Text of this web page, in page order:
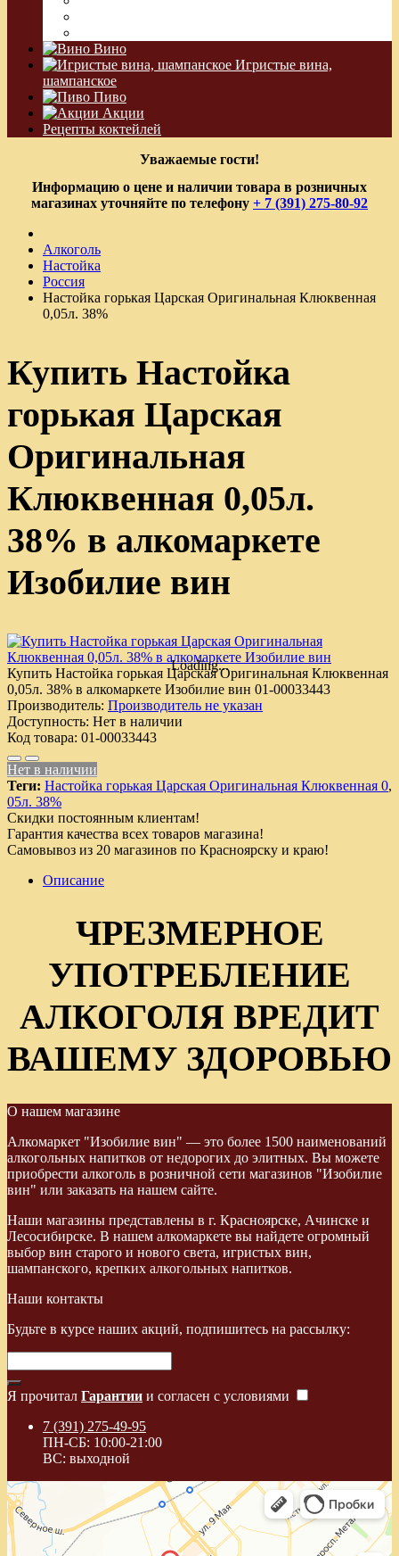
Вино
Игристые вина,
шампанское
Пиво
Акции
Рецепты коктейлей
Уважаемые гости!
Информацию о цене и наличии товара в розничных
магазинах уточняйте по телефону + 7 (391) 275-80-92
Алкоголь
Настойка
Россия
Настойка горькая Царская Оригинальная Клюквенная
0,05л. 38%
Купить Настойка
горькая Царская
Оригинальная
Клюквенная 0,05л.
38% в алкомаркете
Изобилие вин
Loading...
Купить Настойка горькая Царская Оригинальная Клюквенная
0,05л. 38% в алкомаркете Изобилие вин 01-00033443
Производитель: Производитель не указан
Доступность: Нет в наличии
Код товара: 01-00033443
Нет в наличии
Теги: Настойка горькая Царская Оригинальная Клюквенная 0,
05л. 38%
Скидки постоянным клиентам!
Гарантия качества всех товаров магазина!
Самовывоз из 20 магазинов по Красноярску и краю!
Описание
ЧРЕЗМЕРНОЕ
УПОТРЕБЛЕНИЕ
АЛКОГОЛЯ ВРЕДИТ
ВАШЕМУ ЗДОРОВЬЮ
О нашем магазине
Алкомаркет "Изобилие вин" — это более 1500 наименований
алкогольных напитков от недорогих до элитных. Вы можете
приобрести алкоголь в розничной сети магазинов "Изобилие
вин" или заказать на нашем сайте.
Наши магазины представлены в г. Красноярске, Ачинске и
Лесосибирске. В нашем алкомаркете вы найдете огромный
выбор вин старого и нового света, игристых вин,
шампанского, крепких алкогольных напитков.
Наши контакты
Будьте в курсе наших акций, подпишитесь на рассылку:
Я прочитал Гарантии и согласен с условиями
7 (391) 275-49-95
ПН-СБ: 10:00-21:00
ВС: выходной